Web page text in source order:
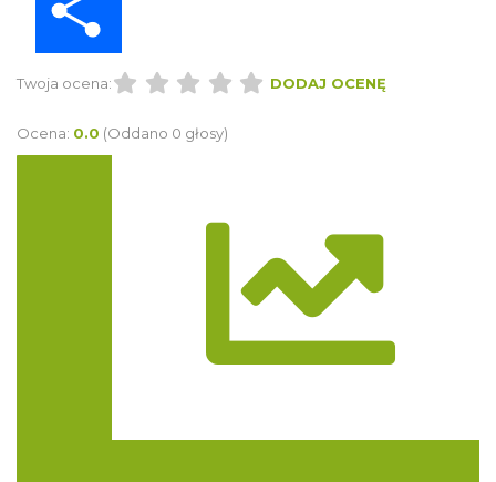
Twoja ocena: DODAJ OCENĘ
Ocena: 0.0 (Oddano 0 głosy)
Trasa